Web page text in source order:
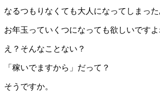
なるつもりなくても大人になってしまった
お年玉っていくつになっても欲しいですよ
え？そんなことない？
「稼いでますから」だって？
そうですか。